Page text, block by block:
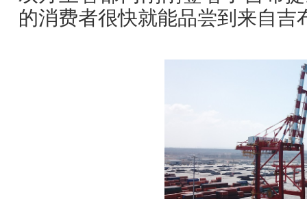
的消费者很快就能品尝到来自吉